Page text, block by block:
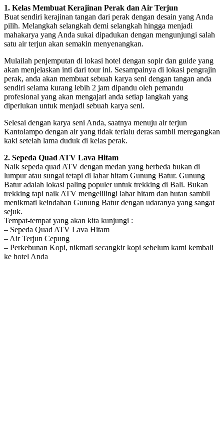
1. Kelas Membuat Kerajinan Perak dan Air Terjun
Buat sendiri kerajinan tangan dari perak dengan desain yang Anda
pilih. Melangkah selangkah demi selangkah hingga menjadi
mahakarya yang Anda sukai dipadukan dengan mengunjungi salah
satu air terjun akan semakin menyenangkan.
Mulailah penjemputan di lokasi hotel dengan sopir dan guide yang
akan menjelaskan inti dari tour ini. Sesampainya di lokasi pengrajin
perak, anda akan membuat sebuah karya seni dengan tangan anda
sendiri selama kurang lebih 2 jam dipandu oleh pemandu
profesional yang akan mengajari anda setiap langkah yang
diperlukan untuk menjadi sebuah karya seni.
Selesai dengan karya seni Anda, saatnya menuju air terjun
Kantolampo dengan air yang tidak terlalu deras sambil meregangkan
kaki setelah lama duduk di kelas perak.
2. Sepeda Quad ATV Lava Hitam
Naik sepeda quad ATV dengan medan yang berbeda bukan di
lumpur atau sungai tetapi di lahar hitam Gunung Batur. Gunung
Batur adalah lokasi paling populer untuk trekking di Bali. Bukan
trekking tapi naik ATV mengelilingi lahar hitam dan hutan sambil
menikmati keindahan Gunung Batur dengan udaranya yang sangat
sejuk.
Tempat-tempat yang akan kita kunjungi :
– Sepeda Quad ATV Lava Hitam
– Air Terjun Cepung
– Perkebunan Kopi, nikmati secangkir kopi sebelum kami kembali
ke hotel Anda